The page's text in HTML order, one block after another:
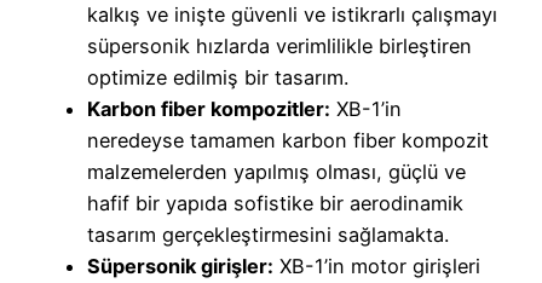
kalkış ve inişte güvenli ve istikrarlı çalışmayı
süpersonik hızlarda verimlilikle birleştiren
optimize edilmiş bir tasarım.
Karbon fiber kompozitler: XB-1’in
neredeyse tamamen karbon fiber kompozit
malzemelerden yapılmış olması, güçlü ve
hafif bir yapıda sofistike bir aerodinamik
tasarım gerçekleştirmesini sağlamakta.
Süpersonik girişler: XB-1’in motor girişleri